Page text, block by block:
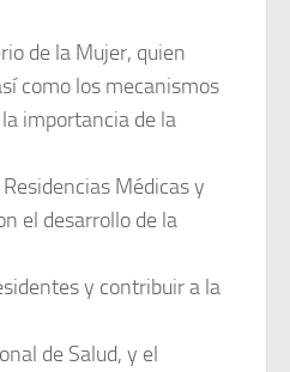
de la Mujer, quien
como los mecanismos
importancia de la
Médicas y
el desarrollo de la
y contribuir a la
de Salud, y el